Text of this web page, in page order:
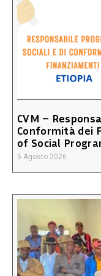
CVM –
Conformità dei
of Social
5 Agosto 2026